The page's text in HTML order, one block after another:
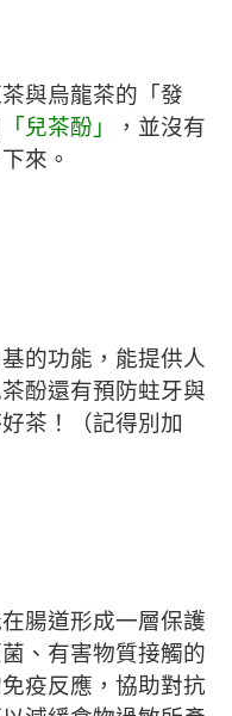
與烏龍茶的「發
「兒茶酚」
，並沒有
來。
的功能，能提供人
酚還有預防蛀牙與
茶！（記得別加
腸道形成一層保護
、有害物質接觸的
疫反應，協助對抗